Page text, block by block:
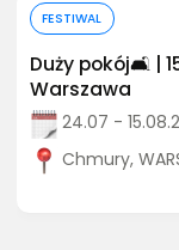
FESTIWAL
Duży pokój🛋️ |
Warszawa
24.07 -
Chmury,